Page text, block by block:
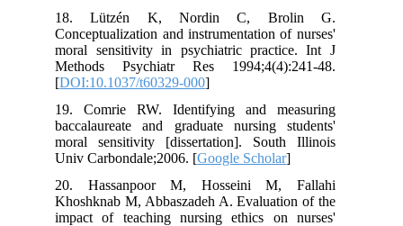
18. Lützén K, Nordin C, Brolin G.
Conceptualization and instrumentation of nurses'
moral sensitivity in psychiatric practice. Int J
Methods Psychiatr Res 1994;4(4):241-48.
[DOI:10.1037/t60329-000
19. Comrie RW. Identifying and measuring
baccalaureate and graduate nursing students'
moral sensitivity [dissertation]. South Illinois
Univ Carbondale;2006. [Google Scholar
20. Hassanpoor M, Hosseini M, Fallahi
Khoshknab M, Abbaszadeh A. Evaluation of the
impact of teaching nursing ethics on nurses'